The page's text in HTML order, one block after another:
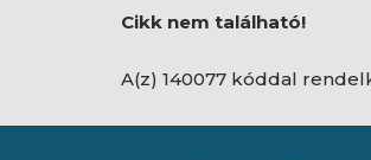
Cikk nem található!
A(z) 140077 kóddal